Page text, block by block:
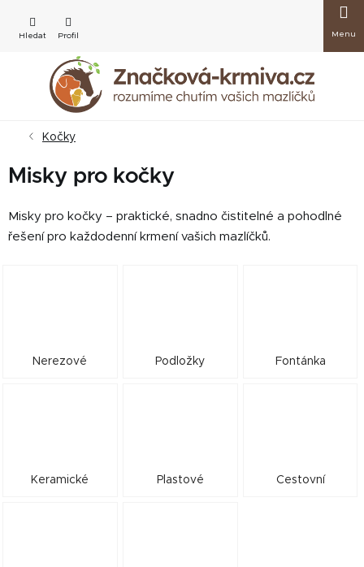
obsah
košík
Kočky
Misky pro kočky
Misky pro kočky – praktické, snadno čistitelné a pohodlné
řešení pro každodenní krmení vašich mazlíčků.
Nerezové Podložky Fontánka
Keramické Plastové Cestovní